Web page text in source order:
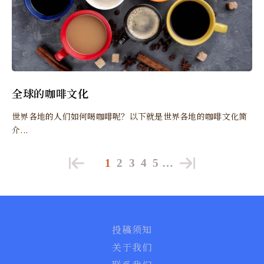
全球的咖啡文化
世界各地的人们如何喝咖啡呢？以下就是世界各地的咖啡文化简
介...
1 2 3 4 5 …
投稿须知
关于我们